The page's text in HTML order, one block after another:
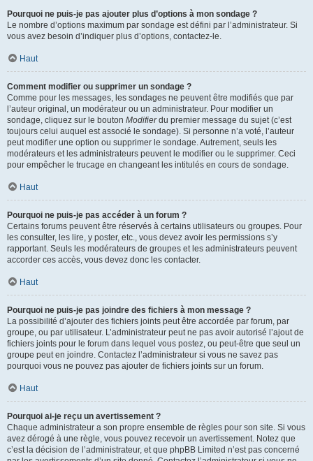
Pourquoi ne puis-je pas ajouter plus d’options à mon sondage ?
Le nombre d’options maximum par sondage est défini par l’administrateur. Si
vous avez besoin d’indiquer plus d’options, contactez-le.
Haut
Comment modifier ou supprimer un sondage ?
Comme pour les messages, les sondages ne peuvent être modifiés que par
l’auteur original, un modérateur ou un administrateur. Pour modifier un
sondage, cliquez sur le bouton Modifierdu premier message du sujet (c’est
toujours celui auquel est associé le sondage). Si personne n’a voté, l’auteur
peut modifier une option ou supprimer le sondage. Autrement, seuls les
modérateurs et les administrateurs peuvent le modifier ou le supprimer. Ceci
pour empêcher le trucage en changeant les intitulés en cours de sondage.
Haut
Pourquoi ne puis-je pas accéder à un forum ?
Certains forums peuvent être réservés à certains utilisateurs ou groupes. Pour
les consulter, les lire, y poster, etc., vous devez avoir les permissions s’y
rapportant. Seuls les modérateurs de groupes et les administrateurs peuvent
accorder ces accès, vous devez donc les contacter.
Haut
Pourquoi ne puis-je pas joindre des fichiers à mon message ?
La possibilité d’ajouter des fichiers joints peut être accordée par forum, par
groupe, ou par utilisateur. L’administrateur peut ne pas avoir autorisé l’ajout de
fichiers joints pour le forum dans lequel vous postez, ou peut-être que seul un
groupe peut en joindre. Contactez l’administrateur si vous ne savez pas
pourquoi vous ne pouvez pas ajouter de fichiers joints sur un forum.
Haut
Pourquoi ai-je reçu un avertissement ?
Chaque administrateur a son propre ensemble de règles pour son site. Si vous
avez dérogé à une règle, vous pouvez recevoir un avertissement. Notez que
c’est la décision de l’administrateur, et que phpBB Limited n’est pas concerné